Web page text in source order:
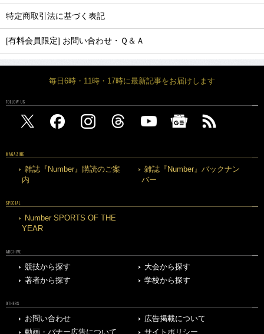
特定商取引法に基づく表記
[有料会員限定] お問い合わせ・Ｑ＆Ａ
毎日6時・11時・17時に最新記事をお届けします
FOLLOW US
MAGAZINE
雑誌『Number』購読のご案
内
雑誌『Number』バックナン
バー
SPECIAL
Number SPORTS OF THE
YEAR
ARCHIVE
競技から探す
大会から探す
著者から探す
学校から探す
OTHERS
お問い合わせ
広告掲載について
動画・バナー広告について
サイトポリシー